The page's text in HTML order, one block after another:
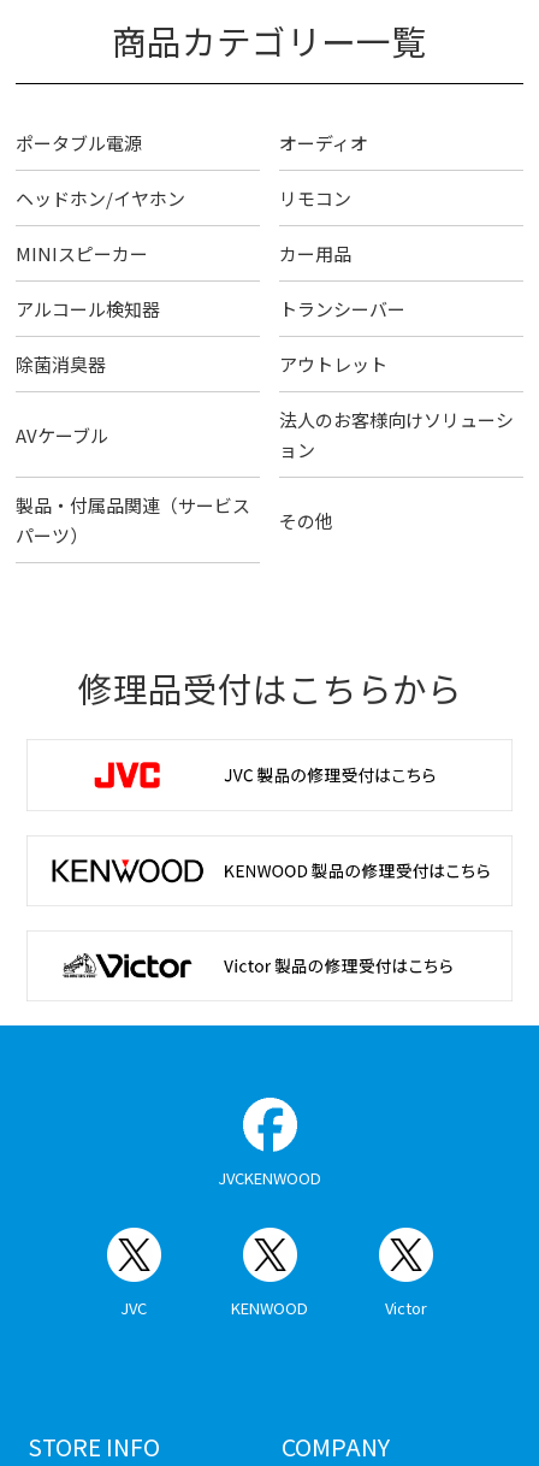
商品カテゴリー一覧
ポータブル電源 オーディオ
ヘッドホン/イヤホン リモコン
MINIスピーカー カー用品
アルコール検知器 トランシーバー
除菌消臭器 アウトレット
AVケーブル
法人のお客様向けソリューシ
ョン
製品・付属品関連（サービス
パーツ）
その他
修理品受付はこちらから
JVCKENWOOD
JVC KENWOOD Victor
STORE INFO COMPANY